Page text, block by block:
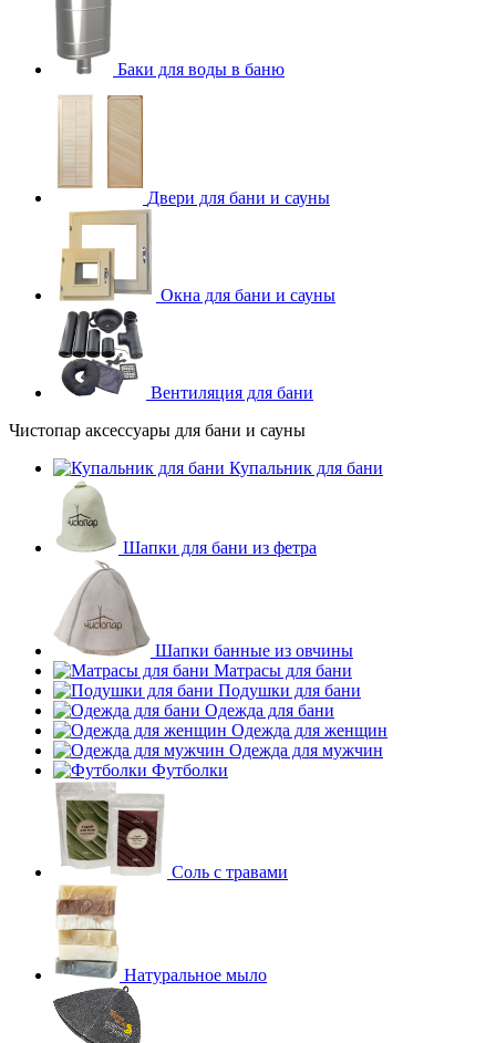
Баки для воды в баню
Двери для бани и сауны
Окна для бани и сауны
Вентиляция для бани
Чистопар аксессуары для бани и сауны
Купальник для бани
Шапки для бани из фетра
Шапки банные из овчины
Матрасы для бани
Подушки для бани
Одежда для бани
Одежда для женщин
Одежда для мужчин
Футболки
Соль с травами
Натуральное мыло